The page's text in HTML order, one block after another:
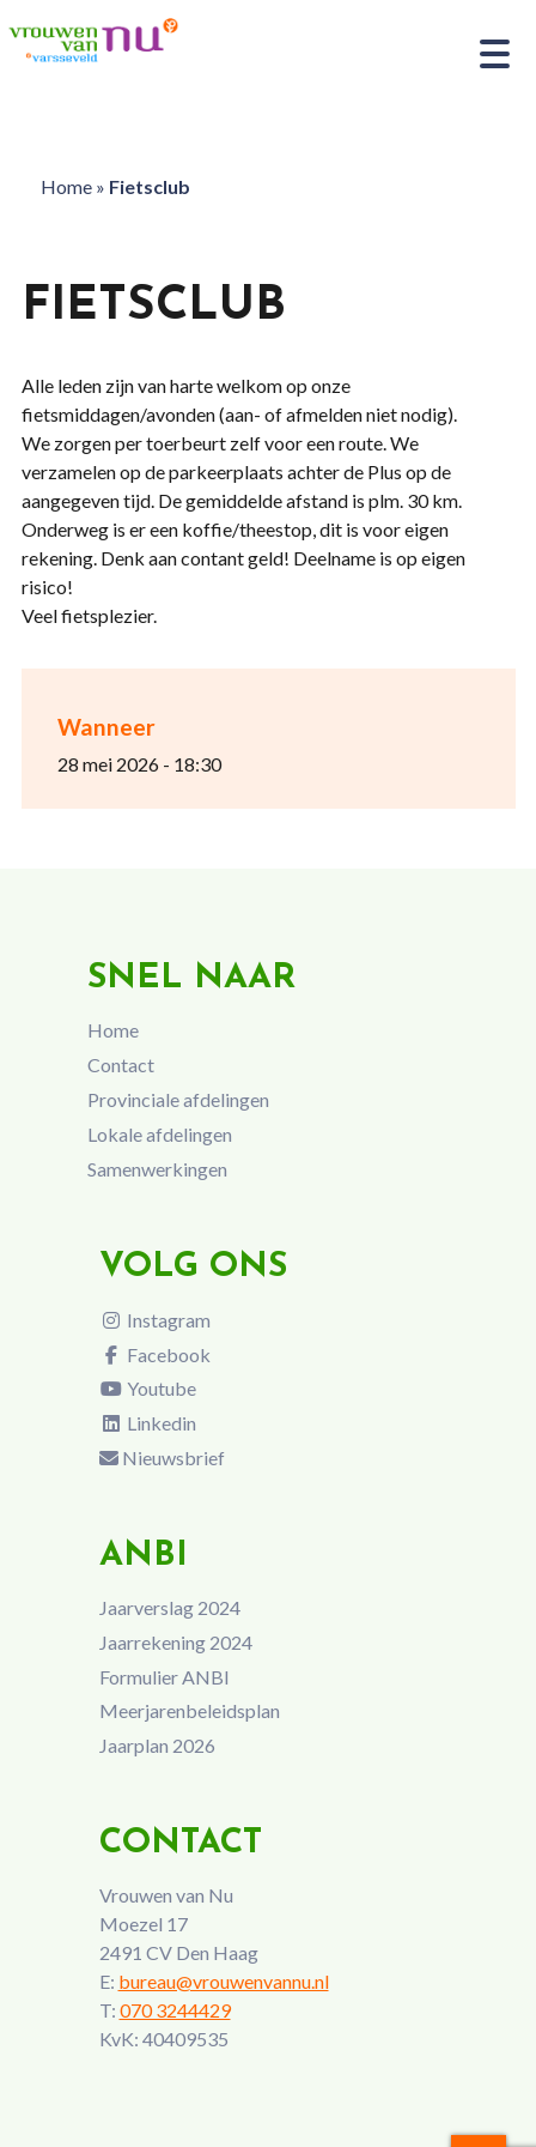
Home» Fietsclub
Wanneer
28 mei 2026 - 18:30
FIETSCLUB
Alle leden zijn van harte welkom op onze
fietsmiddagen/avonden (aan- of afmelden niet nodig).
We zorgen per toerbeurt zelf voor een route. We
verzamelen op de parkeerplaats achter de Plus op de
aangegeven tijd. De gemiddelde afstand is plm. 30 km.
Onderweg is er een koffie/theestop, dit is voor eigen
rekening. Denk aan contant geld! Deelname is op eigen
risico!
Veel fietsplezier.
SNEL NAAR
Home
Contact
Provinciale afdelingen
Lokale afdelingen
Samenwerkingen
VOLG ONS
Instagram
Facebook
Youtube
Linkedin
Nieuwsbrief
ANBI
Jaarverslag 2024
Jaarrekening 2024
Formulier ANBI
Meerjarenbeleidsplan
Jaarplan 2026
CONTACT
Vrouwen van Nu
Moezel 17
2491 CV Den Haag
E: bureau@vrouwenvannu.nl
T: 070 3244429
KvK: 40409535